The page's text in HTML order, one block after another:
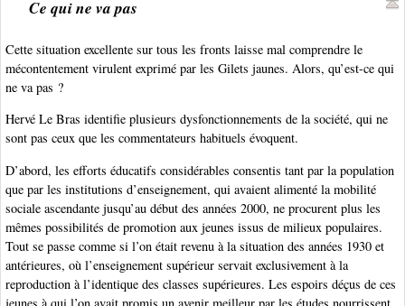
Ce qui ne va pas
Cette situation excellente sur tous les fronts laisse mal comprendre le
mécontentement virulent exprimé par les Gilets jaunes. Alors, qu’est-ce qui
ne va pas ?
Hervé Le Bras identifie plusieurs dysfonctionnements de la société, qui ne
sont pas ceux que les commentateurs habituels évoquent.
D’abord, les efforts éducatifs considérables consentis tant par la population
que par les institutions d’enseignement, qui avaient alimenté la mobilité
sociale ascendante jusqu’au début des années 2000, ne procurent plus les
mêmes possibilités de promotion aux jeunes issus de milieux populaires.
Tout se passe comme si l’on était revenu à la situation des années 1930 et
antérieures, où l’enseignement supérieur servait exclusivement à la
reproduction à l’identique des classes supérieures. Les espoirs déçus de ces